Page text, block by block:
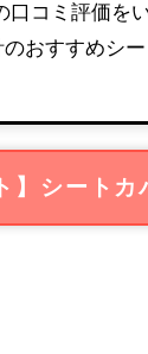
コミ評価を
おすすめシ
】シート